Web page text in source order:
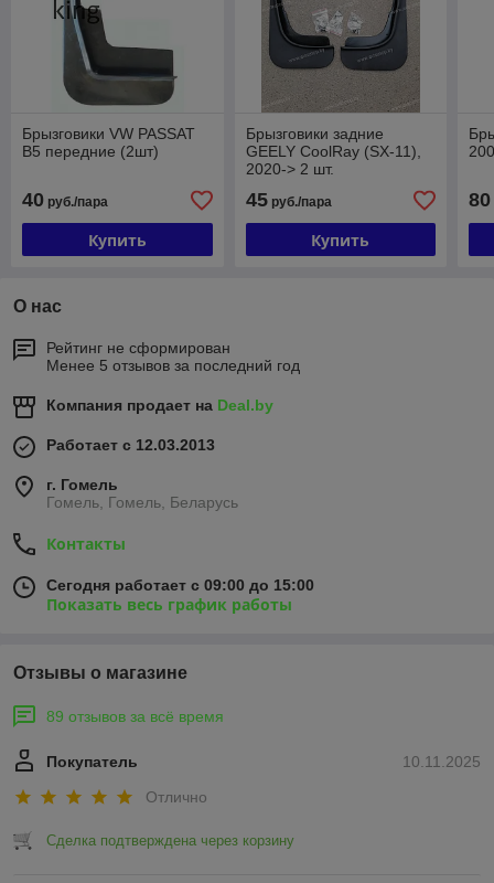
Брызговики VW PASSAT
B5 передние (2шт)
40 руб./пара
Купить
Брызговики задние
GEELY CoolRay (SX-11),
2020-> 2 шт.
45руб./пара
Купить
80
О нас
Рейтинг не сформирован
Менее 5 отзывов за последний год
Компания продает на Deal.by
Работает с 12.03.2013
г. Гомель
Гомель, Гомель, Беларусь
Контакты
Сегодня работает с 09:00 до 15:00
Показать весь график работы
Отзывы о магазине
89 отзывов за всё время
10.11.2025
Покупатель
Отлично
Сделка подтверждена через корзину